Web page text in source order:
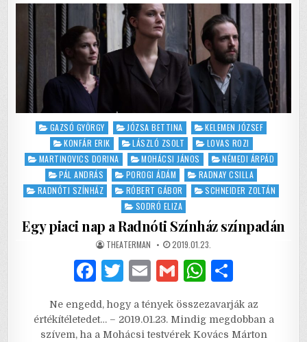
o
k
p
Posted
GAZSÓ GYÖRGY JÓZSA BETTINA
KELEMEN JÓZSEF
KONFÁR ERIK
LÁSZLÓ ZSOLT
LOVAS ROZI
MARTINOVICS DORINA
MOHÁCSI JÁNOS
NÉMEDI ÁRPÁD
PÁL ANDRÁS
POROGI ÁDÁM
RADNAY CSILLA
RADNÓTI SZÍNHÁZ
RÓBERT GÁBOR
SCHNEIDER ZOLTÁN
SODRÓ ELIZA
Egy piaci nap a Radnóti Színház színpadán
AUTHOR:
THEATERMAN PUBLISHED
2019.01.23.
F
c
e
T
it
te
E
ai
l
G
ai
l
W
at
s
ar
e
Ne engedd, hogy a tények összezavarják az
értékítéletedet… – 2019.01.23. Mindig megdobban a
szívem, ha a Mohácsi testvérek Kovács Márton